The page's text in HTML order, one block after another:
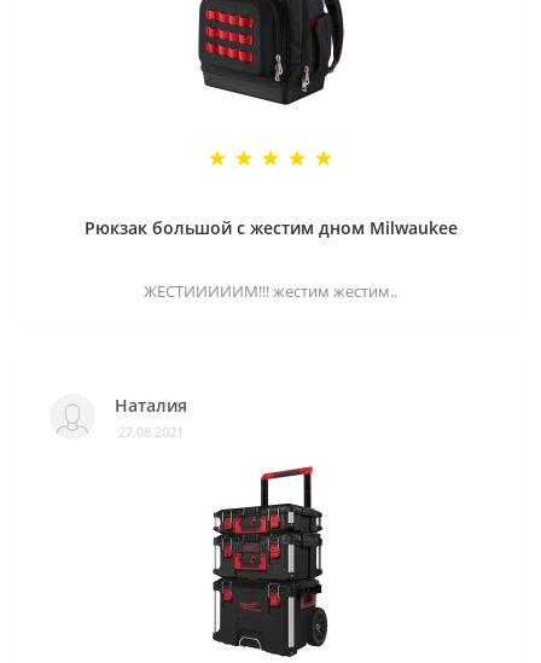
Рюкзак большой с жестим дном Milwaukee
ЖЕСТИИИИИМ!!! жестим жестим..
Наталия
27.08.2021